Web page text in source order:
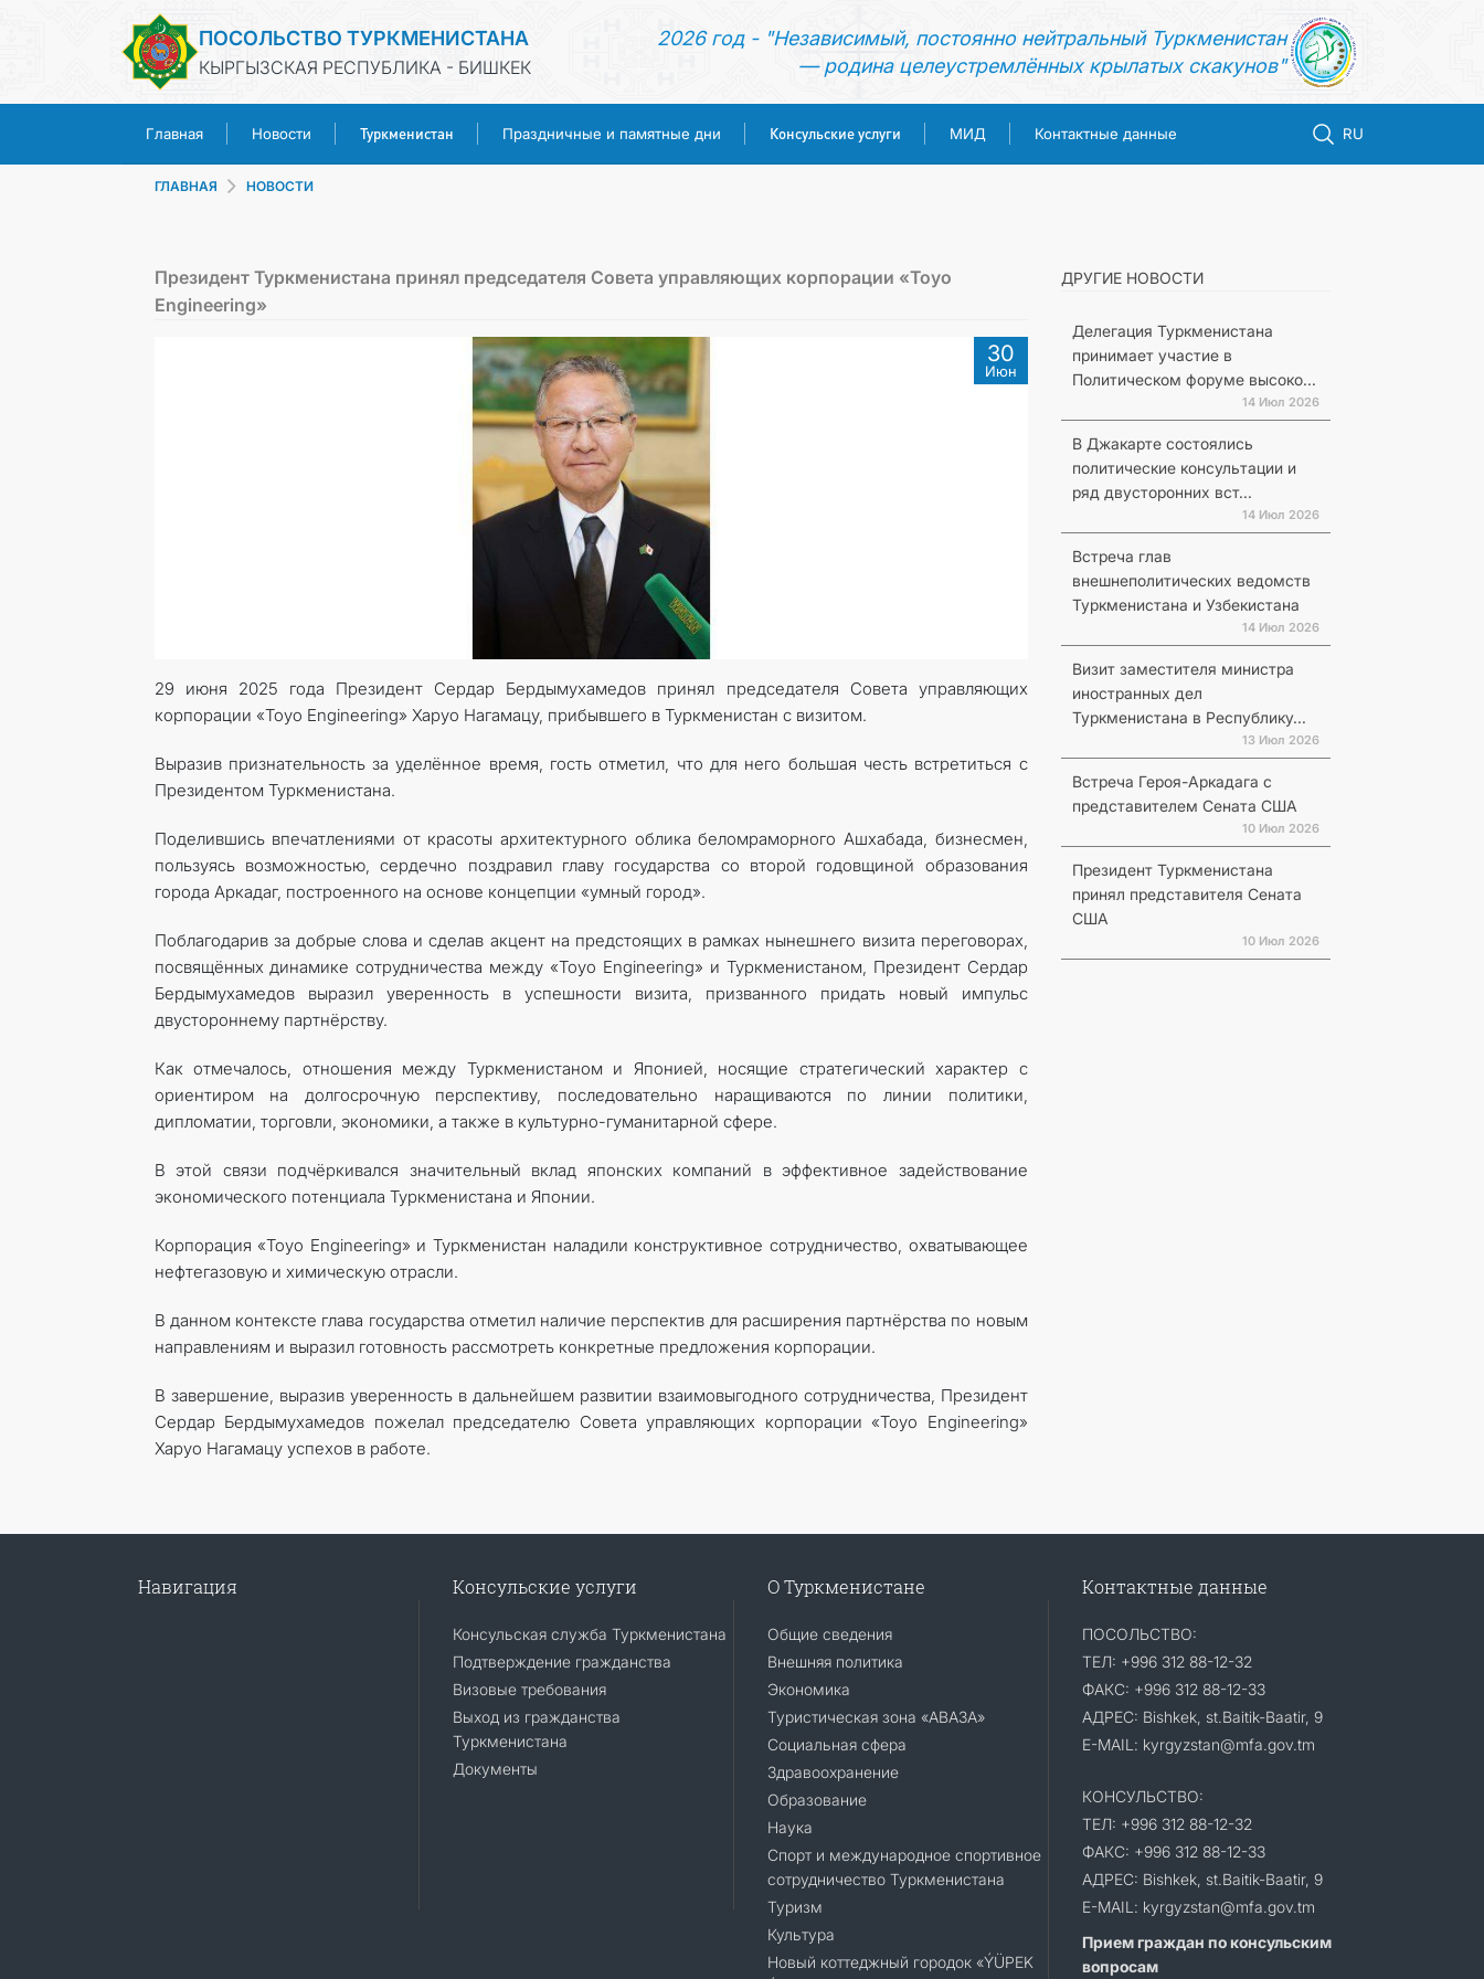
ПОСОЛЬСТВО ТУРКМЕНИСТАНА
КЫРГЫЗСКАЯ РЕСПУБЛИКА - БИШКЕК
2026 год - "Независимый, постоянно нейтральный Туркменистан
— родина целеустремлённых крылатых скакунов"
Главная Новости Туркменистан Праздничные и памятные дни Консульские услуги МИД Контактные данные RU
ПРАЗДНИЧНЫЕ И ПАМЯТНЫЕ ДНИ
КОНСУЛЬСКИЕ УСЛУГИ
КОНТАКТНЫЕ ДАННЫЕ
ГЛАВНАЯ НОВОСТИ
Президент Туркменистана принял председателя Совета управляющих корпорации «Toyo
Engineering»
30
Июн
29 июня 2025 года Президент Сердар Бердымухамедов принял председателя Совета управляющих
корпорации «Toyo Engineering» Харуо Нагамацу, прибывшего в Туркменистан с визитом.
Выразив признательность за уделённое время, гость отметил, что для него большая честь встретиться с
Президентом Туркменистана.
Поделившись впечатлениями от красоты архитектурного облика беломраморного Ашхабада, бизнесмен,
пользуясь возможностью, сердечно поздравил главу государства со второй годовщиной образования
города Аркадаг, построенного на основе концепции «умный город».
Поблагодарив за добрые слова и сделав акцент на предстоящих в рамках нынешнего визита переговорах,
посвящённых динамике сотрудничества между «Toyo Engineering» и Туркменистаном, Президент Сердар
Бердымухамедов выразил уверенность в успешности визита, призванного придать новый импульс
двустороннему партнёрству.
Как отмечалось, отношения между Туркменистаном и Японией, носящие стратегический характер с
ориентиром на долгосрочную перспективу, последовательно наращиваются по линии политики,
дипломатии, торговли, экономики, а также в культурно-гуманитарной сфере.
В этой связи подчёркивался значительный вклад японских компаний в эффективное задействование
экономического потенциала Туркменистана и Японии.
Корпорация «Toyo Engineering» и Туркменистан наладили конструктивное сотрудничество, охватывающее
нефтегазовую и химическую отрасли.
В данном контексте глава государства отметил наличие перспектив для расширения партнёрства по новым
направлениям и выразил готовность рассмотреть конкретные предложения корпорации.
В завершение, выразив уверенность в дальнейшем развитии взаимовыгодного сотрудничества, Президент
Сердар Бердымухамедов пожелал председателю Совета управляющих корпорации «Toyo Engineering»
Харуо Нагамацу успехов в работе.
ДРУГИЕ НОВОСТИ
Делегация Туркменистана
принимает участие в
Политическом форуме высоко...
14 Июл 2026
В Джакарте состоялись
политические консультации и
ряд двусторонних вст...
14 Июл 2026
Встреча глав
внешнеполитических ведомств
Туркменистана и Узбекистана
14 Июл 2026
Визит заместителя министра
иностранных дел
Туркменистана в Республику...
13 Июл 2026
Встреча Героя-Аркадага с
представителем Сената США
10 Июл 2026
Президент Туркменистана
принял представителя Сената
США
10 Июл 2026
Навигация Консульские услуги
Консульская служба Туркменистана
Подтверждение гражданства
Визовые требования
Выход из гражданства
Туркменистана
Документы
О Туркменистане
Общие сведения
Внешняя политика
Экономика
Туристическая зона «АВАЗА»
Социальная сфера
Здравоохранение
Образование
Наука
Спорт и международное спортивное
сотрудничество Туркменистана
Туризм
Культура
Новый коттеджный городок «ÝÜPEK
Контактные данные
ПОСОЛЬСТВО:
ТЕЛ: +996 312 88-12-32
ФАКС: +996 312 88-12-33
АДРЕС: Bishkek, st.Baitik-Baatir, 9
E-MAIL: kyrgyzstan@mfa.gov.tm
КОНСУЛЬСТВО:
ТЕЛ: +996 312 88-12-32
ФАКС: +996 312 88-12-33
АДРЕС: Bishkek, st.Baitik-Baatir, 9
E-MAIL: kyrgyzstan@mfa.gov.tm
Прием граждан по консульским
вопросам